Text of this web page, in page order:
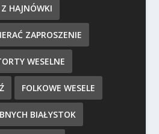
HAJNÓWKI
ZAPROSZENIE
WESELNE
FOLKOWE WESELE
BIAŁYSTOK